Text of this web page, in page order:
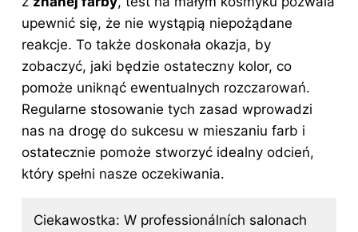
upewnić się, że nie wystąpią niepożądane
reakcje. To także doskonała okazja, by
zobaczyć, jaki będzie ostateczny kolor, co
pomoże uniknąć ewentualnych rozczarowań.
Regularne stosowanie tych zasad wprowadzi
nas na drogę do sukcesu w mieszaniu farb i
ostatecznie pomoże stworzyć idealny odcień,
który spełni nasze oczekiwania.
Ciekawostka: W professionálních salonach